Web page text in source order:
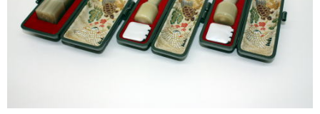
印鑑の種類
印鑑の書体
印鑑ケース